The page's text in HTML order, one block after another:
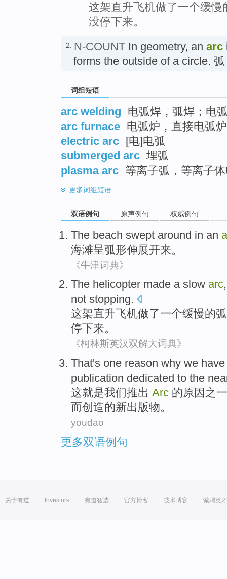
这架直升飞机做了一个缓
没停下来。
2. N-COUNT In geometry, an arc
forms the outside of a circle.
词组短语
arc welding 电弧焊，弧焊；电
arc furnace 电弧炉，直接电弧炉
electric arc [电]电弧
submerged arc 埋弧
plasma arc 等离子弧，等离子
更多词组短语
双语例句 原声例句 权威例句
The beach swept around in an
海滩呈弧形伸展开来。
《牛津词典》
The helicopter made a slow arc
not stopping.
这架直升飞机做了一个缓慢的
停下来。
《柯林斯英汉双解大词典》
That's one reason why we
publication dedicated to the
这就是我们推出 Arc 的原因 之一
而创造的新出版物。
youdao
更多双语例句
关于有道 Investors 有道智选 官方博客 技术博客 诚聘英才